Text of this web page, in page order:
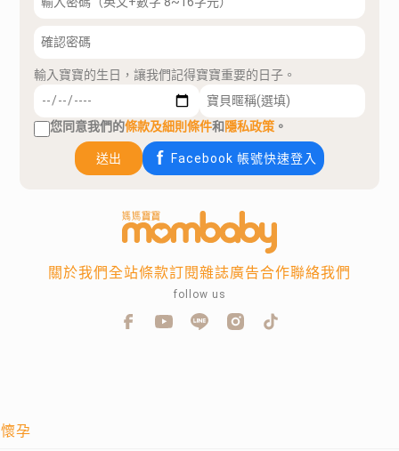
輸入寶寶的生日，讓我們記得寶寶重要的日子。
您同意我們的條款及細則條件和隱私政策 。
送出 Facebook 帳號快速登入
懷孕
關於我們全站條款訂閱雜誌廣告合作聯絡我們
follow us